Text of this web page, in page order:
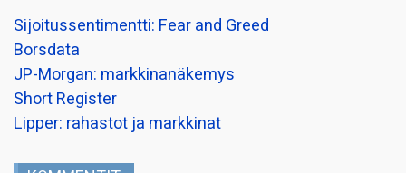
Sijoitussentimentti: Fear and Greed
Borsdata
JP-Morgan: markkinanäkemys
Short Register
Lipper: rahastot ja markkinat